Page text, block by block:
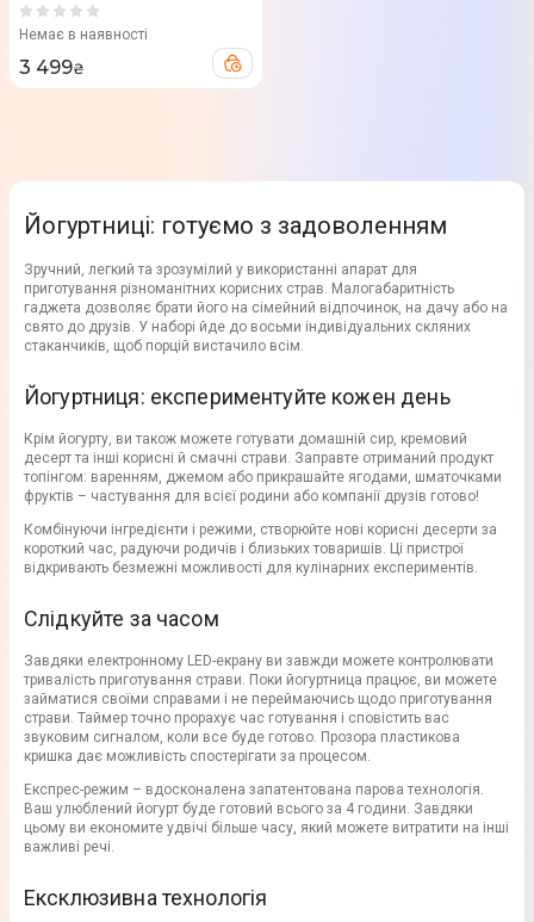
Немає в наявності
3 499₴
Йогуртниці: готуємо з задоволенням
Зручний, легкий та зрозумілий у використанні апарат для
приготування різноманітних корисних страв. Малогабаритність
гаджета дозволяє брати його на сімейний відпочинок, на дачу або на
свято до друзів. У наборі йде до восьми індивідуальних скляних
стаканчиків, щоб порцій вистачило всім.
Йогуртниця: експериментуйте кожен день
Крім йогурту, ви також можете готувати домашній сир, кремовий
десерт та інші корисні й смачні страви. Заправте отриманий продукт
топінгом: варенням, джемом або прикрашайте ягодами, шматочками
фруктів – частування для всієї родини або компанії друзів готово!
Комбінуючи інгредієнти і режими, створюйте нові корисні десерти за
короткий час, радуючи родичів і близьких товаришів. Ці пристрої
відкривають безмежні можливості для кулінарних експериментів.
Слідкуйте за часом
Завдяки електронному LED-екрану ви завжди можете контролювати
тривалість приготування страви. Поки йогуртница працює, ви можете
займатися своїми справами і не переймаючись щодо приготування
страви. Таймер точно прорахує час готування і сповістить вас
звуковим сигналом, коли все буде готово. Прозора пластикова
кришка дає можливість спостерігати за процесом.
Експрес-режим – вдосконалена запатентована парова технологія.
Ваш улюблений йогурт буде готовий всього за 4 години. Завдяки
цьому ви економите удвічі більше часу, який можете витратити на інші
важливі речі.
Ексклюзивна технологія